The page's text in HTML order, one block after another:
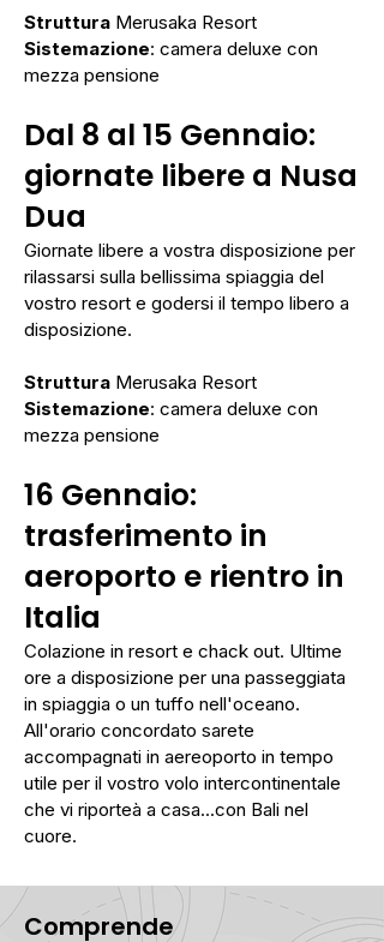
Struttura Merusaka Resort
Sistemazione: camera deluxe con
mezza pensione
Dal 8 al 15 Gennaio:
giornate libere a Nusa
Dua
Giornate libere a vostra disposizione per
rilassarsi sulla bellissima spiaggia del
vostro resort e godersi il tempo libero a
disposizione.
Struttura Merusaka Resort
Sistemazione: camera deluxe con
mezza pensione
16 Gennaio:
trasferimento in
aeroporto e rientro in
Italia
Colazione in resort e chack out. Ultime
ore a disposizione per una passeggiata
in spiaggia o un tuffo nell'oceano.
All'orario concordato sarete
accompagnati in aereoporto in tempo
utile per il vostro volo intercontinentale
che vi riporteà a casa...con Bali nel
cuore.
Comprende